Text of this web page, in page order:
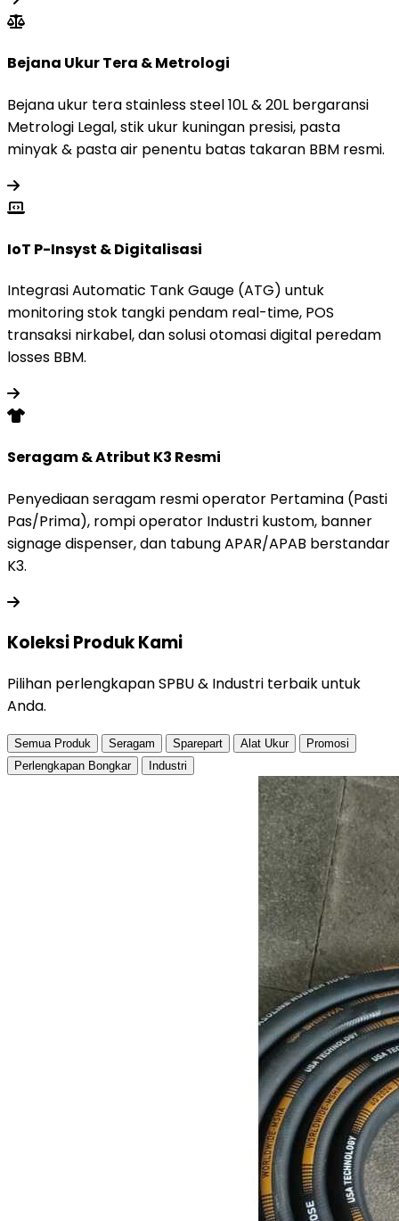
Bejana Ukur Tera & Metrologi
Bejana ukur tera stainless steel 10L & 20L bergaransi
Metrologi Legal, stik ukur kuningan presisi, pasta
minyak & pasta air penentu batas takaran BBM resmi.
IoT P-Insyst & Digitalisasi
Integrasi Automatic Tank Gauge (ATG) untuk
monitoring stok tangki pendam real-time, POS
transaksi nirkabel, dan solusi otomasi digital peredam
losses BBM.
Seragam & Atribut K3 Resmi
Penyediaan seragam resmi operator Pertamina (Pasti
Pas/Prima), rompi operator Industri kustom, banner
signage dispenser, dan tabung APAR/APAB berstandar
K3.
Koleksi ProdukKami
Pilihan perlengkapan SPBU & Industri terbaik untuk
Anda.
Semua Produk Seragam Sparepart Alat Ukur
Promosi
Perlengkapan Bongkar
Industri